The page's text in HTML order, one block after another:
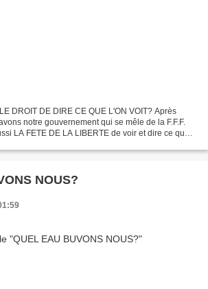
DROIT DE DIRE CE QUE L'ON VOIT? Après
notre gouvernement qui se mêle de la F.F.F.
LA FETE DE LA LIBERTE de voir et dire ce que
NOUS?